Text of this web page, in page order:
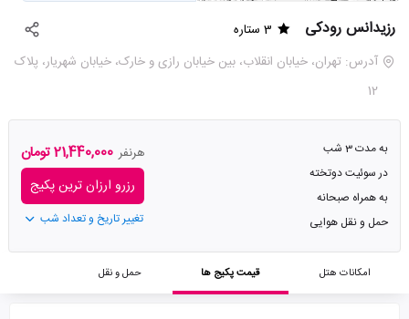
رزیدانس رودکی
3 ستاره
آدرس: تهران، خیابان انقلاب، بین خیابان رازی و خارک، خیابان شهریار، پلاک
12
به مدت 3 شب
در سوئیت دوتخته
به همراه صبحانه
حمل و نقل هوایی
هرنفر 21,440,000 تومان
رزرو ارزان ترین پکیج
تغییر تاریخ و تعداد شب
امکانات هتل قیمت پکیج ها حمل و نقل